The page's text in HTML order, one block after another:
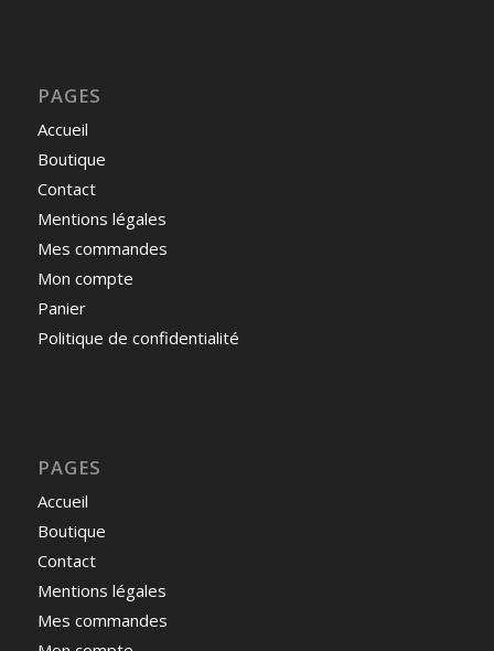
PAGES
Accueil
Boutique
Contact
Mentions légales
Mes commandes
Mon compte
Panier
Politique de confidentialité
PAGES
Accueil
Boutique
Contact
Mentions légales
Mes commandes